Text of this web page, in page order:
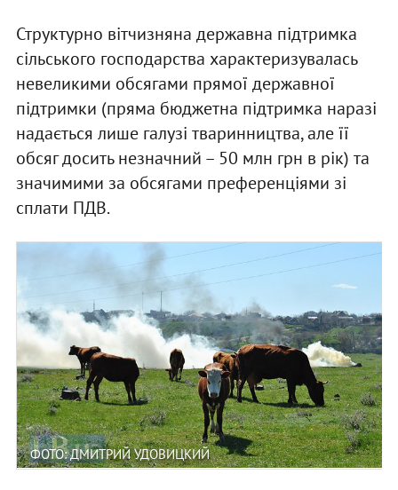
Структурно вітчизняна державна підтримка
сільського господарства характеризувалась
невеликими обсягами прямої державної
підтримки (пряма бюджетна підтримка наразі
надається лише галузі тваринництва, але її
обсяг досить незначний – 50 млн грн в рік) та
значимими за обсягами преференціями зі
сплати ПДВ.
ФОТО: ДМИТРИЙ УДОВИЦКИЙ